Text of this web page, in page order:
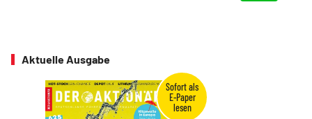
Aktuelle Ausgabe